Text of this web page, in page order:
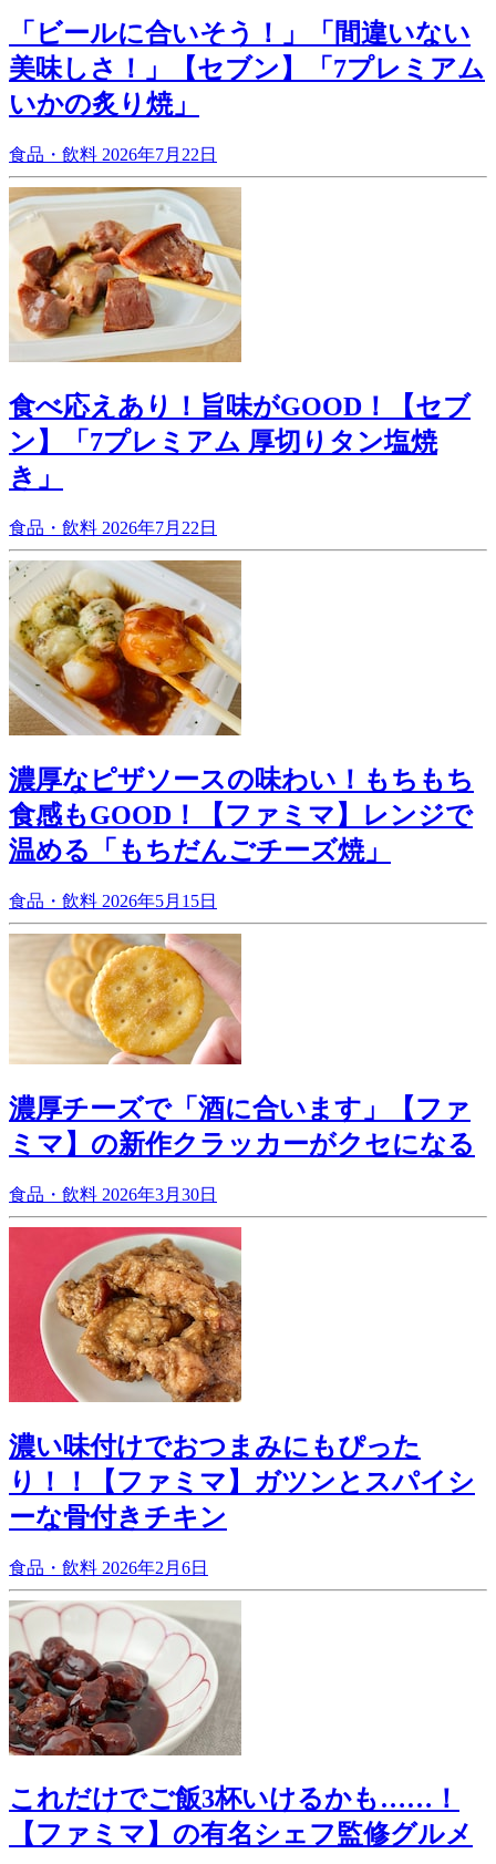
「ビールに合いそう！」「間違いない
美味しさ！」【セブン】「7プレミアム
いかの炙り焼」
食品・飲料 2026年7月22日
食べ応えあり！旨味がGOOD！【セブ
ン】「7プレミアム 厚切りタン塩焼
き」
食品・飲料 2026年7月22日
濃厚なピザソースの味わい！もちもち
食感もGOOD！【ファミマ】レンジで
温める「もちだんごチーズ焼」
食品・飲料 2026年5月15日
濃厚チーズで「酒に合います」【ファ
ミマ】の新作クラッカーがクセになる
食品・飲料 2026年3月30日
濃い味付けでおつまみにもぴった
り！！【ファミマ】ガツンとスパイシ
ーな骨付きチキン
食品・飲料 2026年2月6日
これだけでご飯3杯いけるかも……！
【ファミマ】の有名シェフ監修グルメ